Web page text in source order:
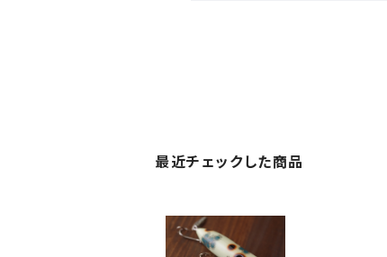
最近チェックした商品